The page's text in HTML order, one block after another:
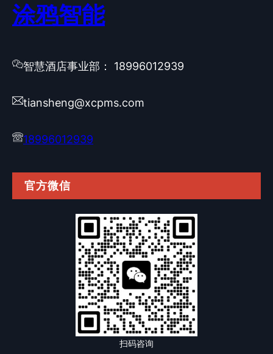
涂鸦智能
智慧酒店事业部： 18996012939
tiansheng@xcpms.com
18996012939
官方微信
扫码咨询